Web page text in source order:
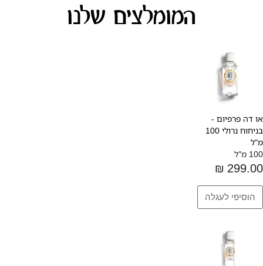
המומלצים שלנו
או דה פרפיום -
בניחוח נרולי 100
מ"ל
100 מ"ל
299.00 ₪